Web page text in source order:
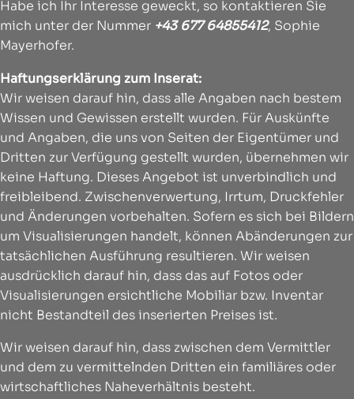
Habe ich Ihr Interesse geweckt, so kontaktieren Sie
mich unter der Nummer +43 677 64855412, Sophie
Mayerhofer.
Haftungserklärung zum Inserat:
Wir weisen darauf hin, dass alle Angaben nach bestem
Wissen und Gewissen erstellt wurden. Für Auskünfte
und Angaben, die uns von Seiten der Eigentümer und
Dritten zur Verfügung gestellt wurden, übernehmen wir
keine Haftung. Dieses Angebot ist unverbindlich und
freibleibend. Zwischenverwertung, Irrtum, Druckfehler
und Änderungen vorbehalten. Sofern es sich bei Bildern
um Visualisierungen handelt, können Abänderungen zur
tatsächlichen Ausführung resultieren. Wir weisen
ausdrücklich darauf hin, dass das auf Fotos oder
Visualisierungen ersichtliche Mobiliar bzw. Inventar
nicht Bestandteil des inserierten Preises ist.
Wir weisen darauf hin, dass zwischen dem Vermittler
und dem zu vermittelnden Dritten ein familiäres oder
wirtschaftliches Naheverhältnis besteht.